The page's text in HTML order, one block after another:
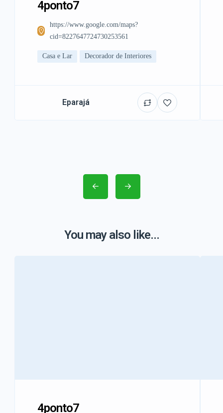
4ponto7
https://www.google.com/maps?
cid=8227647724730253561
Casa e Lar Decorador de Interiores
Eparajá
You may also like...
4ponto7